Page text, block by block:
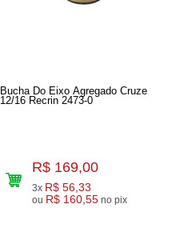
Bucha Do Eixo Agregado Cruze
12/16 Recrin 2473-0
R$ 169,00
3x R$ 56,33
ou R$ 160,55 no pix